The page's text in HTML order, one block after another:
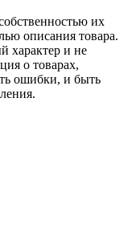
их
описания товара.
характер и не
о товарах,
ошибки, и быть